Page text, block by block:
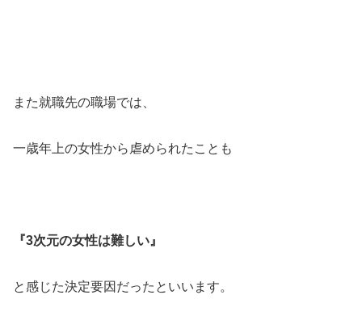
また就職先の職場では、
一歳年上の女性から虐められたことも
『3次元の女性は難しい』
と感じた決定要因だったといいます。